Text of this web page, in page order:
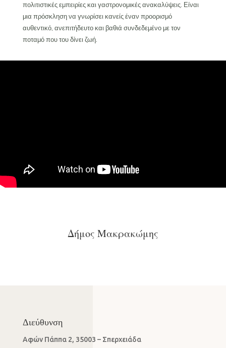
πολιτιστικές εμπειρίες και γαστρονομικές ανακαλύψεις. Είναι
μια πρόσκληση να γνωρίσει κανείς έναν προορισμό
αυθεντικό, ανεπιτήδευτο και βαθιά συνδεδεμένο με τον
ποταμό που του δίνει ζωή.
Δήμος Μακρακώμης
Διεύθυνση
Αφών Πάππα 2, 35003 – Σπερχειάδα